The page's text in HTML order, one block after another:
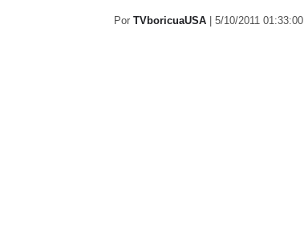
Por TVboricuaUSA 5/10/2011